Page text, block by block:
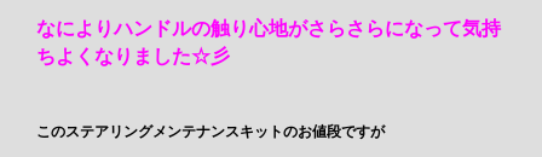
なによりハンドルの触り心地がさらさらになって気持
ちよくなりました☆彡
このステアリングメンテナンスキットのお値段ですが